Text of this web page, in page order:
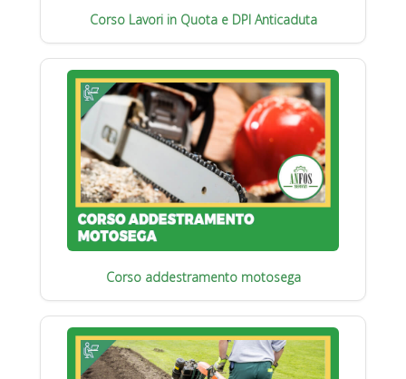
Corso Lavori in Quota e DPI Anticaduta
Corso addestramento motosega